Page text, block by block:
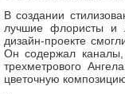
В создании
лучшие флористы и
дизайн-проекте
Он содержал
трехметрового
цветочную